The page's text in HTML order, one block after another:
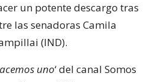
un potente descargo tras
las senadoras Camila
(IND).
uno‘ del canal Somos